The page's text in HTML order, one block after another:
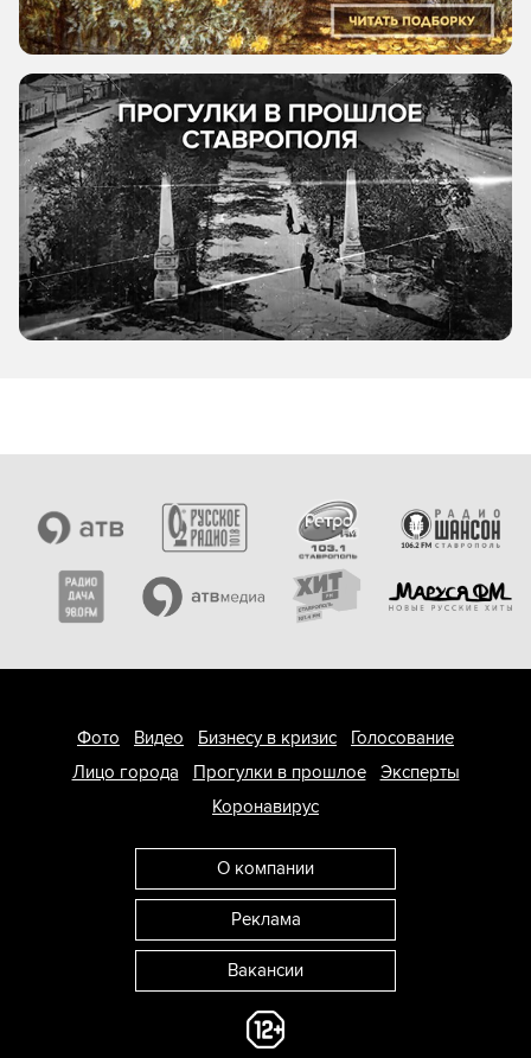
Фото Видео Бизнесу в кризис
Голосование
Лицо города
Прогулки в прошлое
Эксперты
Коронавирус
О компании
Реклама
Вакансии